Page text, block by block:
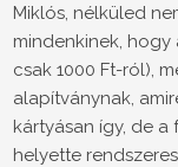
Miklós, nélküled
mindenkinek, hogy
csak 1000 Ft-ról),
alapítványnak,
kártyásan így, de a
helyette